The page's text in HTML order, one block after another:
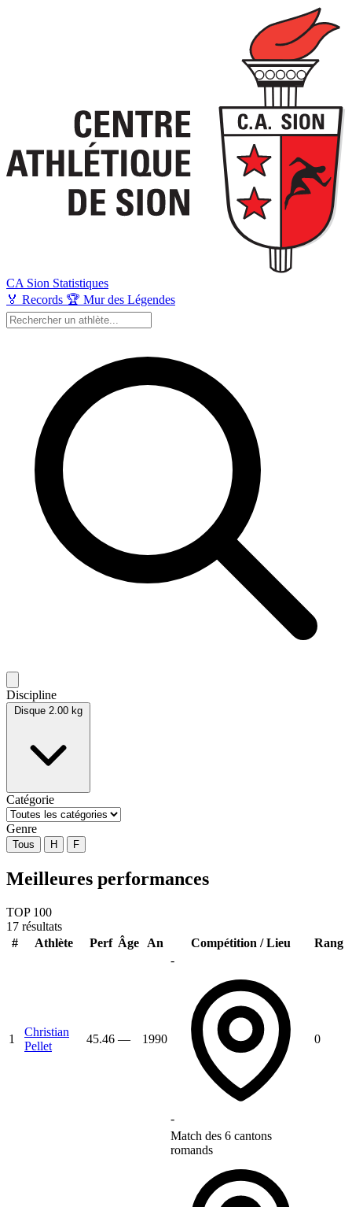
CA Sion Statistiques
🏅 Records 🏆 Mur des Légendes
Discipline
Disque 2.00 kg
Catégorie
Genre
Tous H F
Meilleures performances
TOP 100
17 résultats
#
Athlète Perf Âge An Compétition / Lieu Rang
1
Christian
Pellet
45.46 — 1990
-
-
0
Match des 6 cantons
romands